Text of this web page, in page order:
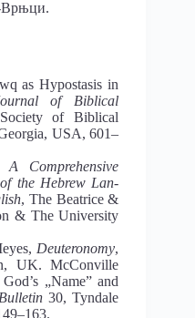
Врњци.
as Hypostasis in
of Biblical
of Biblical
USA, 601–
A Comprehensive
the Hebrew Lan-
, The Beatrice &
& The University
Deuteronomy,
UK. McConville
„Name” and
tin 30, Tyndale